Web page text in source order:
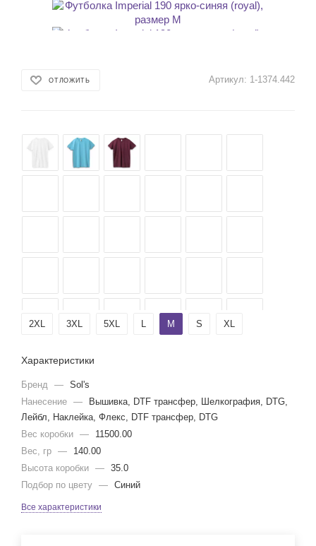
ОТЛОЖИТЬ Артикул: 1-1374.442
2XL 3XL 5XL L M S XL
Характеристики
Бренд — Sol's
Нанесение —
Вышивка, DTF трансфер, Шелкография, DTG,
Лейбл, Наклейка, Флекс, DTF трансфер, DTG
Вес коробки —
11500.00
Вес, гр —
140.00
Высота коробки — 35.0
Подбор по цвету — Синий
Все характеристики